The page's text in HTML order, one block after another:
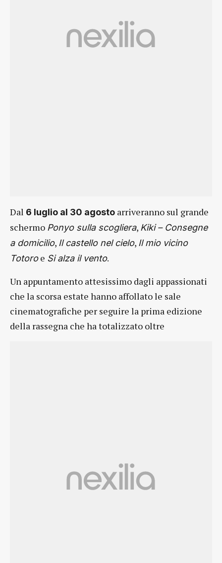
Dal 6 luglio al 30 agosto arriveranno sul grande
schermo Ponyo sulla scogliera, Kiki – Consegne
a domicilio, Il castello nel cielo, Il mio vicino
Totoroe Si alza il vento.
Un appuntamento attesissimo dagli appassionati
che la scorsa estate hanno affollato le sale
cinematografiche per seguire la prima edizione
della rassegna che ha totalizzato oltre